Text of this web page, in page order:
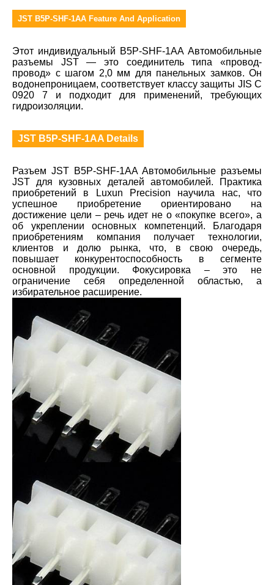
JST B5P-SHF-1AA Feature And Application
Этот индивидуальный B5P-SHF-1AA Автомобильные
разъемы JST — это соединитель типа «провод-
провод» с шагом 2,0 мм для панельных замков. Он
водонепроницаем, соответствует классу защиты JIS C
0920 7 и подходит для применений, требующих
гидроизоляции.
JST B5P-SHF-1AA Details
Разъем JST B5P-SHF-1AA Автомобильные разъемы
JST для кузовных деталей автомобилей. Практика
приобретений в Luxun Precision научила нас, что
успешное приобретение ориентировано на
достижение цели – речь идет не о «покупке всего», а
об укреплении основных компетенций. Благодаря
приобретениям компания получает технологии,
клиентов и долю рынка, что, в свою очередь,
повышает конкурентоспособность в сегменте
основной продукции. Фокусировка – это не
ограничение себя определенной областью, а
избирательное расширение.